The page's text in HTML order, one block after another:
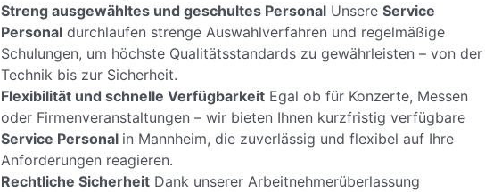
Streng ausgewähltes und geschultes Personal UnsereService
Personal durchlaufen strenge Auswahlverfahren und regelmäßige
Schulungen, um höchste Qualitätsstandards zu gewährleisten – von der
Technik bis zur Sicherheit.
Flexibilität und schnelle Verfügbarkeit Egal ob für Konzerte, Messen
oder Firmenveranstaltungen – wir bieten Ihnen kurzfristig verfügbare
Service Personal in Mannheim, die zuverlässig und flexibel auf Ihre
Anforderungen reagieren.
Rechtliche Sicherheit Dank unserer Arbeitnehmerüberlassung